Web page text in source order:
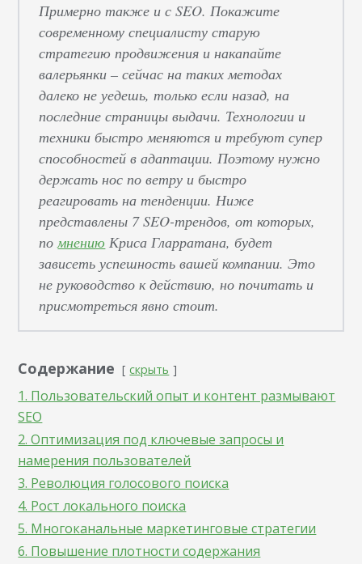
Примерно также и с SEO. Покажите
современному специалисту старую
стратегию продвижения и накапайте
валерьянки – сейчас на таких методах
далеко не уедешь, только если назад, на
последние страницы выдачи. Технологии и
техники быстро меняются и требуют супер
способностей в адаптации. Поэтому нужно
держать нос по ветру и быстро
реагировать на тенденции. Ниже
представлены 7 SEO-трендов, от которых,
помнению Криса Гларратана, будет
зависеть успешность вашей компании. Это
не руководство к действию, но почитать и
присмотреться явно стоит.
Содержание скрыть
1. Пользовательский опыт и контент размывают
SEO
2. Оптимизация под ключевые запросы и
намерения пользователей
3. Революция голосового поиска
4. Рост локального поиска
5. Многоканальные маркетинговые стратегии
6. Повышение плотности содержания